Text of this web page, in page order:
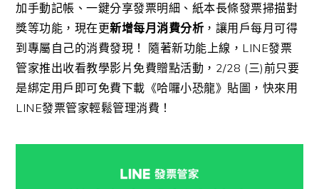
加手動記帳、一鍵分享發票明細、紙本長條發票掃描對
獎等功能，現在更新增每月消費分析 ，讓用戶每月可得
到專屬自己的消費發現！ 隨著新功能上線，LINE發票
管家推出收看教學影片免費贈點活動，2/28 (三)前只要
是綁定用戶即可免費下載《哈囉小恐龍》貼圖，快來用
LINE發票管家輕鬆管理消費！